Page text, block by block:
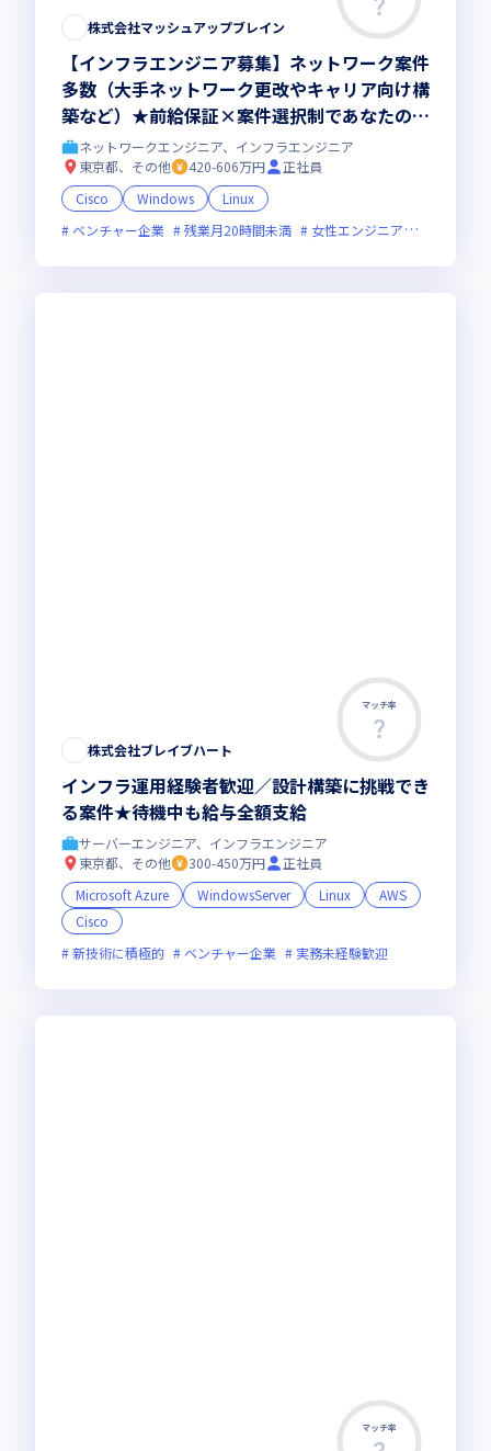
株式会社マッシュアップブレイン
【インフラエンジニア募集】ネットワーク案件
多数（大手ネットワーク更改やキャリア向け構
築など）★前給保証×案件選択制であなたの
「やりたい」を実現！年休130日・残業月10.5
h以下の圧倒的な働きやすさ◎
ネットワークエンジニア、インフラエンジニア
東京都、その他
420-606万円
正社員
Cisco
Windows
Linux
ベンチャー企業
残業月20時間未満 女性エンジニアが活躍中
マッチ率
株式会社ブレイブハート
インフラ運用経験者歓迎／設計構築に挑戦でき
る案件★待機中も給与全額支給
サーバーエンジニア、インフラエンジニア
東京都、その他
300-450万円
正社員
Microsoft Azure
WindowsServer Linux
AWS
Cisco
新技術に積極的
ベンチャー企業 実務未経験歓迎
マッチ率